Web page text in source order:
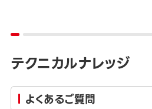
テクニカルナレッジ
よくあるご質問